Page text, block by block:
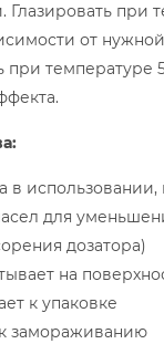
Глазировать при
от
при температуре
в использовании,
для
дозатора)
на
к упаковке
замораживанию